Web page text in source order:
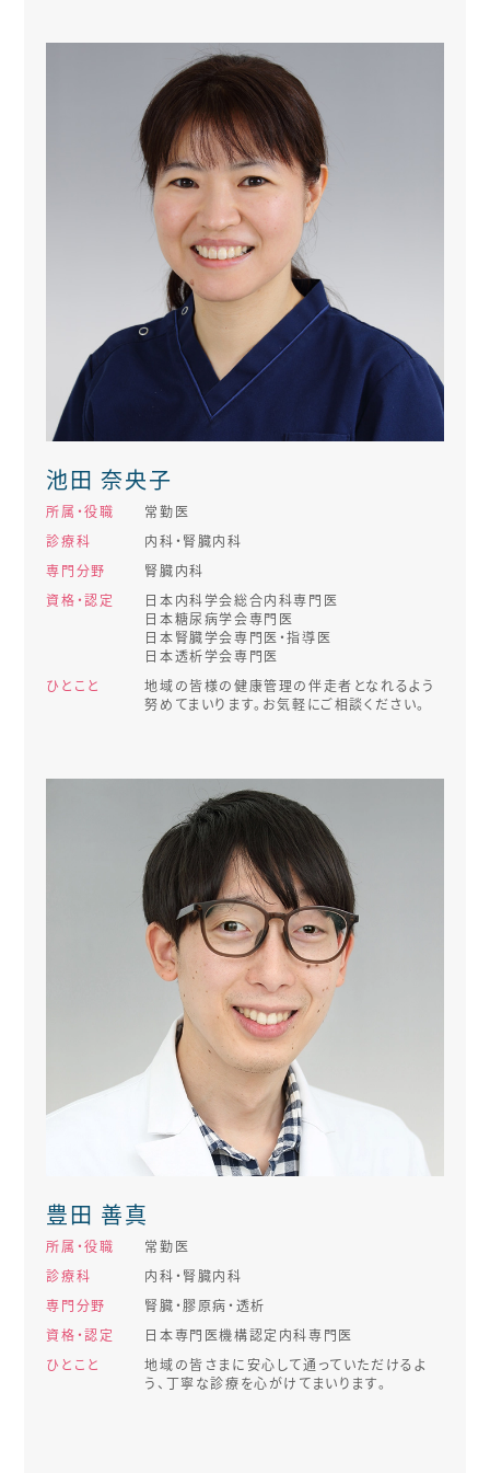
池田 奈央子
所属・役職
常勤医
診療科
内科・腎臓内科
専門分野
腎臓内科
資格・認定
日本内科学会総合内科専門医
日本糖尿病学会専門医
日本腎臓学会専門医・指導医
日本透析学会専門医
ひとこと
地域の皆様の健康管理の伴走者となれるよう
努めてまいります。お気軽にご相談ください。
豊田 善真
所属・役職
常勤医
診療科
内科・腎臓内科
専門分野
腎臓・膠原病・透析
資格・認定
日本専門医機構認定内科専門医
ひとこと
地域の皆さまに安心して通っていただけるよ
う、丁寧な診療を心がけてまいります。